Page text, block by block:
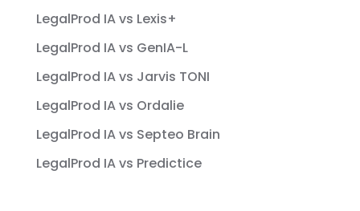
LegalProd IA vs Lexis+
LegalProd IA vs GenIA-L
LegalProd IA vs Jarvis TONI
LegalProd IA vs Ordalie
LegalProd IA vs Septeo Brain
LegalProd IA vs Predictice